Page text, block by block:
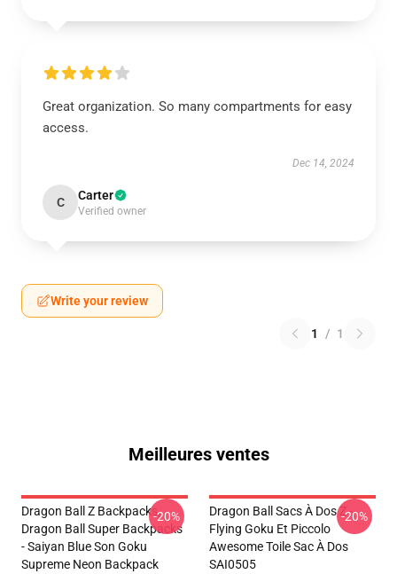
Great organization. So many compartments for easy
access.
Dec 14, 2024
C Carter
Verified owner
Write your review
1 / 1
Meilleures ventes
Dragon Ball Z Backpacks,
Dragon Ball Super Backpacks
- Saiyan Blue Son Goku
Supreme Neon Backpack
-20%
Dragon Ball Sacs À Dos Z -
Flying Goku Et Piccolo
Awesome Toile Sac À Dos
SAI0505
-20%